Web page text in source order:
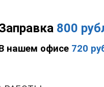
800
нашем офисе 720